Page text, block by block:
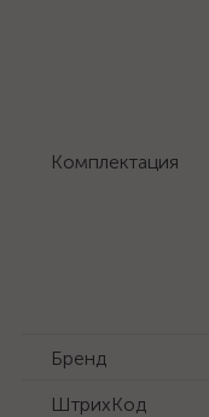
Комплектация
Бренд
ШтрихКод